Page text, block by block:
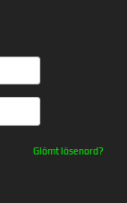
Glömt lösenord?